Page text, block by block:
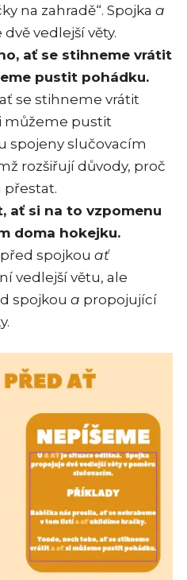
na zahradě“. Spojka a
vedlejší věty.
ať se stihneme vrátit
pustit pohádku.
se stihneme vrátit
můžeme pustit
spojeny slučovacím
rozšiřují důvody, proč
přestat.
ať si na to vzpomenu
doma hokejku.
spojkou ať
vedlejší větu, ale
spojkou a propojující